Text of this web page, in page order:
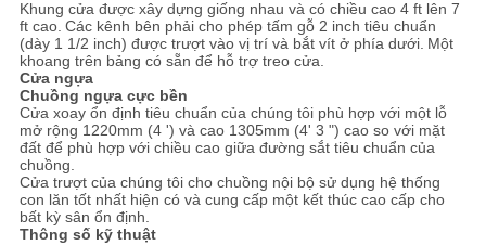
BẢO
MẬT
Khung cửa được xây dựng giống nhau và có chiều cao 4 ft lên 7
ft cao. Các kênh bên phải cho phép tấm gỗ 2 inch tiêu chuẩn
(dày 1 1/2 inch) được trượt vào vị trí và bắt vít ở phía dưới. Một
khoang trên bảng có sẵn để hỗ trợ treo cửa.
Cửa ngựa
Chuồng ngựa cực bền
Cửa xoay ổn định tiêu chuẩn của chúng tôi phù hợp với một lỗ
mở rộng 1220mm (4 ') và cao 1305mm (4' 3 ") cao so với mặt
đất để phù hợp với chiều cao giữa đường sắt tiêu chuẩn của
chuồng.
Cửa trượt của chúng tôi cho chuồng nội bộ sử dụng hệ thống
con lăn tốt nhất hiện có và cung cấp một kết thúc cao cấp cho
bất kỳ sân ổn định.
Thông số kỹ thuật